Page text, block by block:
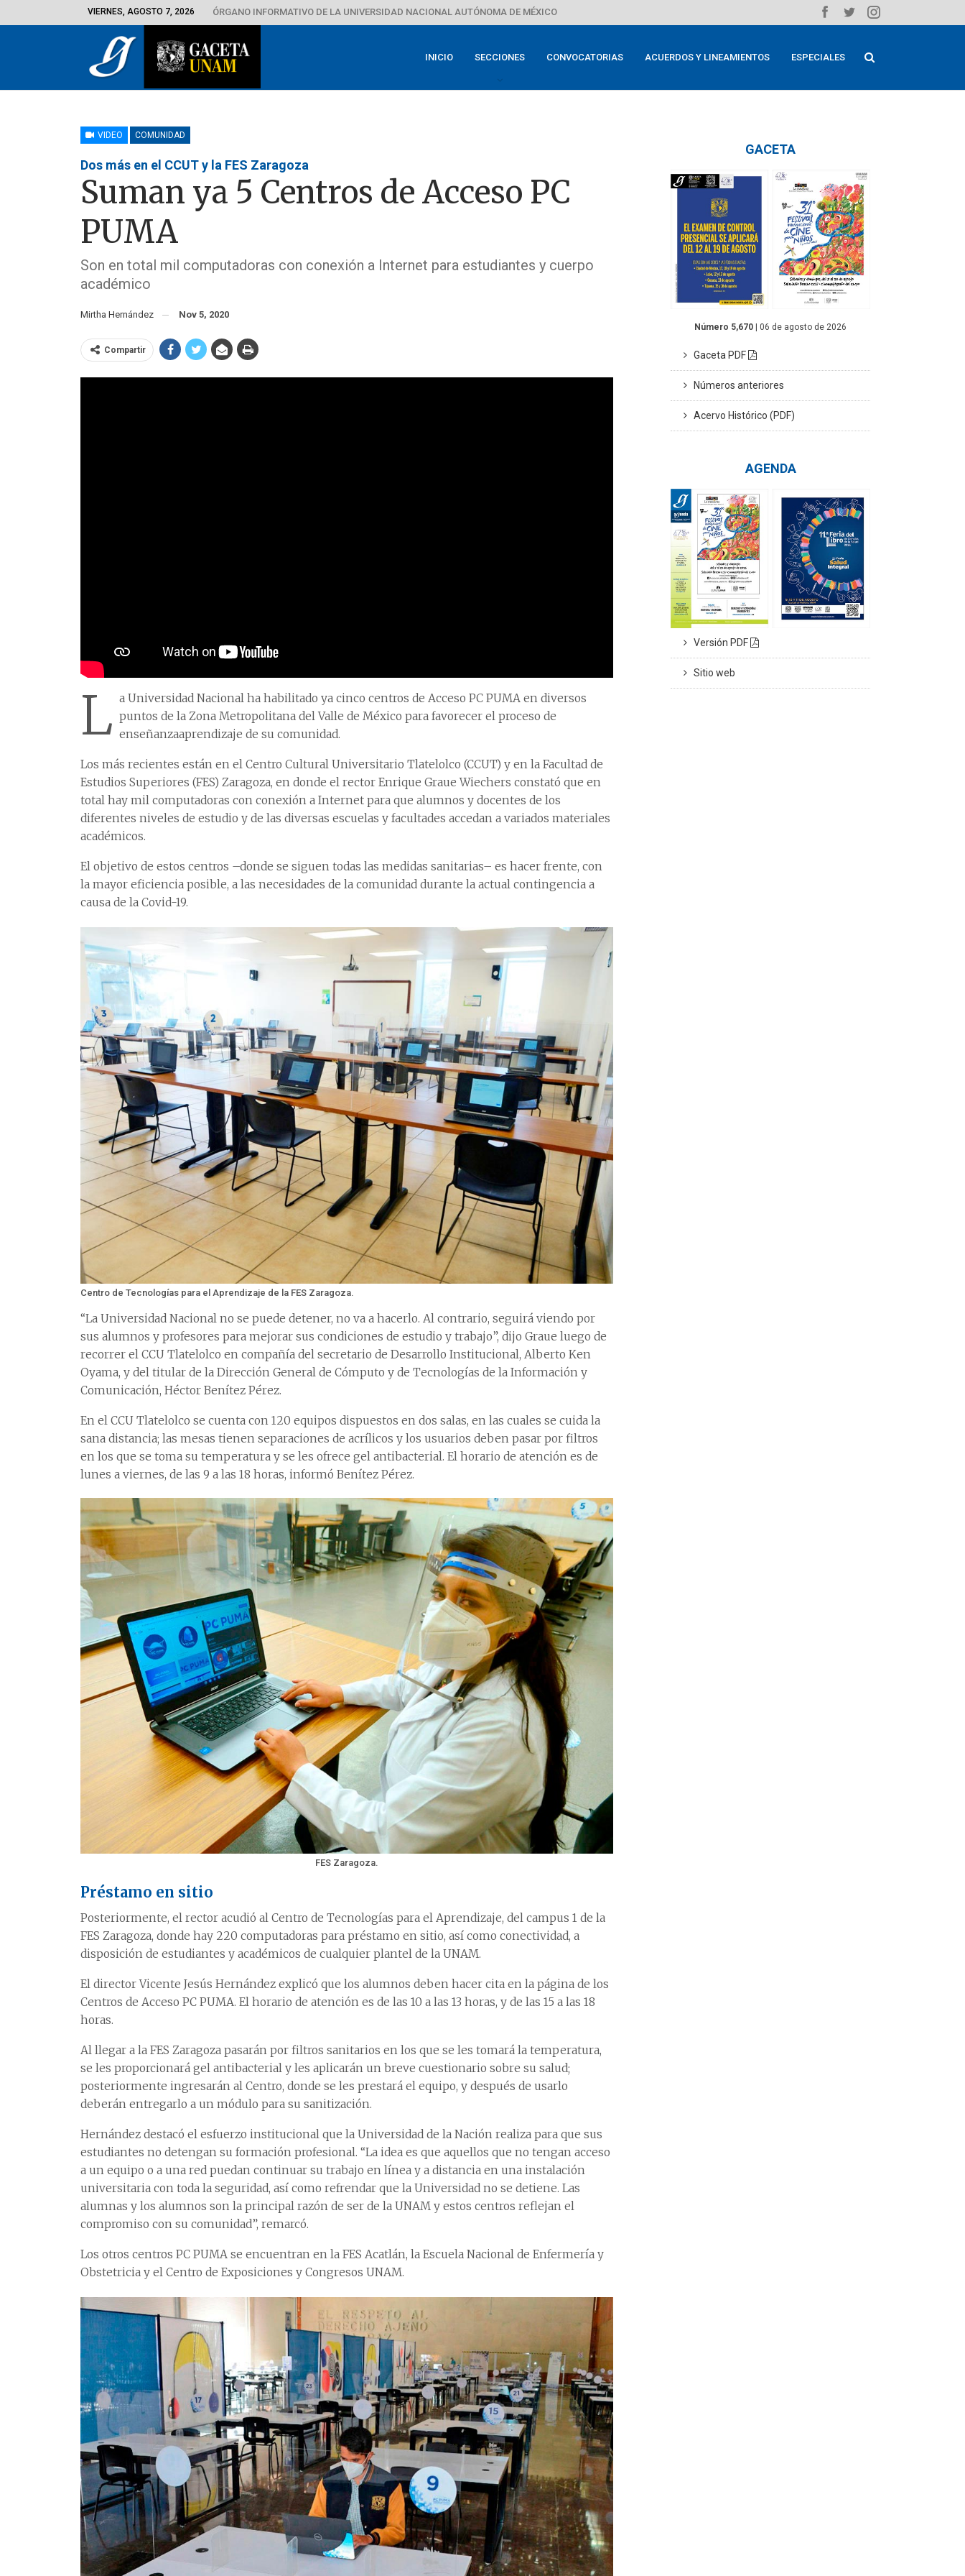
VIERNES, AGOSTO 7, 2026 ÓRGANO INFORMATIVO DE LA UNIVERSIDAD NACIONAL AUTÓNOMA DE MÉXICO
INICIO SECCIONES CONVOCATORIAS ACUERDOS Y LINEAMIENTOS ESPECIALES
VIDEO COMUNIDAD
Dos más en el CCUT y la FES Zaragoza
Suman ya 5 Centros de Acceso PC
PUMA
Son en total mil computadoras con conexión a Internet para estudiantes y cuerpo
académico
Mirtha Hernández Nov 5, 2020
Compartir
L a Universidad Nacional ha habilitado ya cinco centros de Acceso PC PUMA en diversos
puntos de la Zona Metropolitana del Valle de México para favorecer el proceso de
enseñanzaaprendizaje de su comunidad.
Los más recientes están en el Centro Cultural Universitario Tlatelolco (CCUT) y en la Facultad de
Estudios Superiores (FES) Zaragoza, en donde el rector Enrique Graue Wiechers constató que en
total hay mil computadoras con conexión a Internet para que alumnos y docentes de los
diferentes niveles de estudio y de las diversas escuelas y facultades accedan a variados materiales
académicos.
El objetivo de estos centros –donde se siguen todas las medidas sanitarias– es hacer frente, con
la mayor eficiencia posible, a las necesidades de la comunidad durante la actual contingencia a
causa de la Covid-19.
Centro de Tecnologías para el Aprendizaje de la FES Zaragoza.
“La Universidad Nacional no se puede detener, no va a hacerlo. Al contrario, seguirá viendo por
sus alumnos y profesores para mejorar sus condiciones de estudio y trabajo”, dijo Graue luego de
recorrer el CCU Tlatelolco en compañía del secretario de Desarrollo Institucional, Alberto Ken
Oyama, y del titular de la Dirección General de Cómputo y de Tecnologías de la Información y
Comunicación, Héctor Benítez Pérez.
En el CCU Tlatelolco se cuenta con 120 equipos dispuestos en dos salas, en las cuales se cuida la
sana distancia; las mesas tienen separaciones de acrílicos y los usuarios deben pasar por filtros
en los que se toma su temperatura y se les ofrece gel antibacterial. El horario de atención es de
lunes a viernes, de las 9 a las 18 horas, informó Benítez Pérez.
FES Zaragoza.
Préstamo en sitio
Posteriormente, el rector acudió al Centro de Tecnologías para el Aprendizaje, del campus 1 de la
FES Zaragoza, donde hay 220 computadoras para préstamo en sitio, así como conectividad, a
disposición de estudiantes y académicos de cualquier plantel de la UNAM.
El director Vicente Jesús Hernández explicó que los alumnos deben hacer cita en la página de los
Centros de Acceso PC PUMA. El horario de atención es de las 10 a las 13 horas, y de las 15 a las 18
horas.
Al llegar a la FES Zaragoza pasarán por filtros sanitarios en los que se les tomará la temperatura,
se les proporcionará gel antibacterial y les aplicarán un breve cuestionario sobre su salud;
posteriormente ingresarán al Centro, donde se les prestará el equipo, y después de usarlo
deberán entregarlo a un módulo para su sanitización.
Hernández destacó el esfuerzo institucional que la Universidad de la Nación realiza para que sus
estudiantes no detengan su formación profesional. “La idea es que aquellos que no tengan acceso
a un equipo o a una red puedan continuar su trabajo en línea y a distancia en una instalación
universitaria con toda la seguridad, así como refrendar que la Universidad no se detiene. Las
alumnas y los alumnos son la principal razón de ser de la UNAM y estos centros reflejan el
compromiso con su comunidad”, remarcó.
Los otros centros PC PUMA se encuentran en la FES Acatlán, la Escuela Nacional de Enfermería y
Obstetricia y el Centro de Exposiciones y Congresos UNAM.
GACETA
Número 5,670 | 06 de agosto de 2026
Gaceta PDF
Números anteriores
Acervo Histórico (PDF)
AGENDA
Versión PDF
Sitio web